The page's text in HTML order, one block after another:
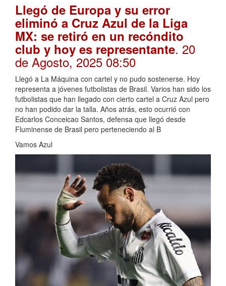
Llegó de Europa y su error
eliminó a Cruz Azul de la Liga
MX: se retiró en un recóndito
club y hoy es representante. 20
de Agosto, 2025 08:50
Llegó a La Máquina con cartel y no pudo sostenerse. Hoy
representa a jóvenes futbolistas de Brasil. Varios han sido los
futbolistas que han llegado con cierto cartel a Cruz Azul pero
no han podido dar la talla. Años atrás, esto ocurrió con
Edcarlos Conceicao Santos, defensa que llegó desde
Fluminense de Brasil pero perteneciendo al B
Vamos Azul